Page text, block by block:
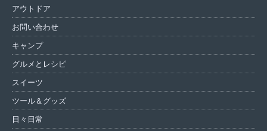
アウトドア
お問い合わせ
キャンプ
グルメとレシピ
スイーツ
ツール＆グッズ
日々日常